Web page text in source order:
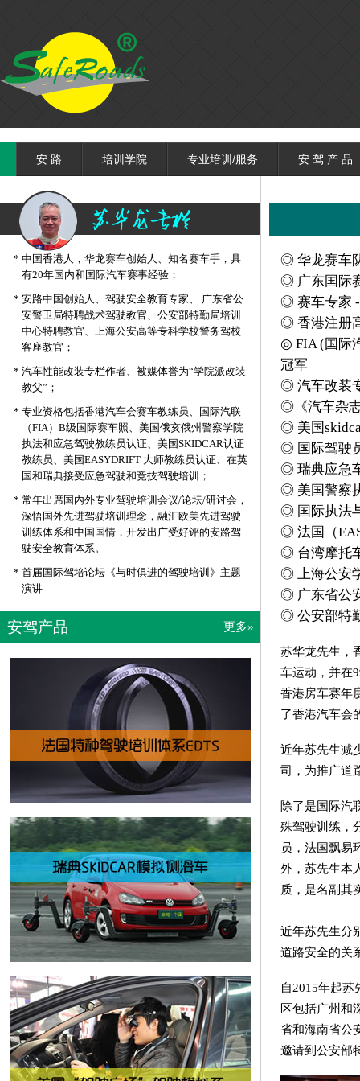
安 路 培训学院 专业培训/服务 安 驾 产 品
* 中国香港人，华龙赛车创始人、知名赛车手，具
有20年国内和国际汽车赛事经验；
* 安路中国创始人、驾驶安全教育专家、 广东省公
安警卫局特聘战术驾驶教官、公安部特勤局培训
中心特聘教官、上海公安高等专科学校警务驾校
客座教官；
* 汽车性能改装专栏作者、被媒体誉为“学院派改装
教父”；
* 专业资格包括香港汽车会赛车教练员、国际汽联
（FIA）B级国际赛车照、美国俄亥俄州警察学院
执法和应急驾驶教练员认证、美国SKIDCAR认证
教练员、美国EASYDRIFT 大师教练员认证、在英
国和瑞典接受应急驾驶和竞技驾驶培训；
* 常年出席国内外专业驾驶培训会议/论坛/研讨会，
深悟国外先进驾驶培训理念，融汇欧美先进驾驶
训练体系和中国国情，开发出广受好评的安路驾
驶安全教育体系。
* 首届国际驾培论坛《与时俱进的驾驶培训》主题
演讲
安驾产品 更多»
◎ 华龙赛车
◎ 广东国际
◎ 赛车专家
◎ 香港注册
◎ FIA (国际
冠军
◎ 汽车改装
◎《汽车杂
◎ 美国
◎ 国际驾驶
◎ 瑞典应急
◎ 美国警察
◎ 国际执法
◎ 法国（
◎ 台湾摩托
◎ 上海公安
◎ 广东省公
◎ 公安部特
苏华龙先生，
车运动，并在
香港房车赛年
了香港汽车会
近年苏先生减
司，为推广道
除了是国际汽
殊驾驶训练，
员，法国飘易
外，苏先生本
质，是名副其
近年苏先生分
道路安全的关
自2015年起
区包括广州和
省和海南省公
邀请到公安部